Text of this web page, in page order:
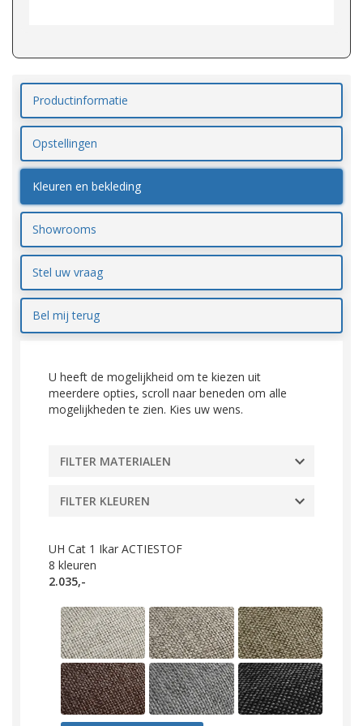
Productinformatie
Opstellingen
Kleuren en bekleding
Showrooms
Stel uw vraag
Bel mij terug
U heeft de mogelijkheid om te kiezen uit
meerdere opties, scroll naar beneden om alle
mogelijkheden te zien. Kies uw wens.
FILTER MATERIALEN
FILTER KLEUREN
UH Cat 1 Ikar ACTIESTOF
8 kleuren
2.035,-